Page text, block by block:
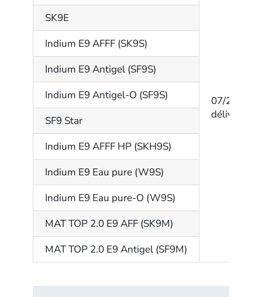
07/202/
délivré par
SK9E
Indium E9 AFFF (SK9S)
Indium E9 Antigel (SF9S)
Indium E9 Antigel-O (SF9S)
SF9 Star
Indium E9 AFFF HP (SKH9S)
Indium E9 Eau pure (W9S)
Indium E9 Eau pure-O (W9S)
MAT TOP 2.0 E9 AFF (SK9M)
MAT TOP 2.0 E9 Antigel (SF9M)